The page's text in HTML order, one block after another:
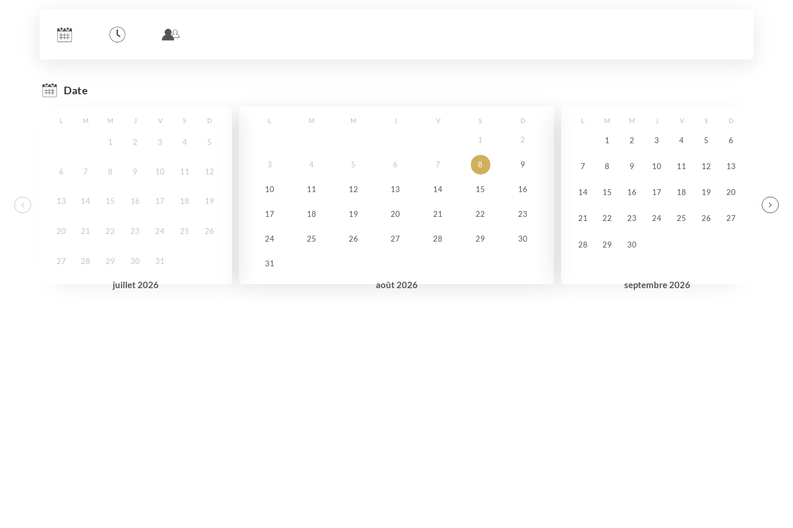
Date
juillet 2026
L M M J V S D
1 2 3 4 5
6 7 8 9 10 11 12
13 14 15 16 17 18 19
20 21 22 23 24 25 26
27 28 29 30 31
août 2026
L M M J V S D
1 2
3 4 5 6 7 8 9
10 11 12 13 14 15 16
17 18 19 20 21 22 23
24 25 26 27 28 29 30
31
septembre 2026
L M M J V S D
1 2 3 4 5 6
7 8 9 10 11 12 13
14 15 16 17 18 19 20
21 22 23 24 25 26 27
28 29 30